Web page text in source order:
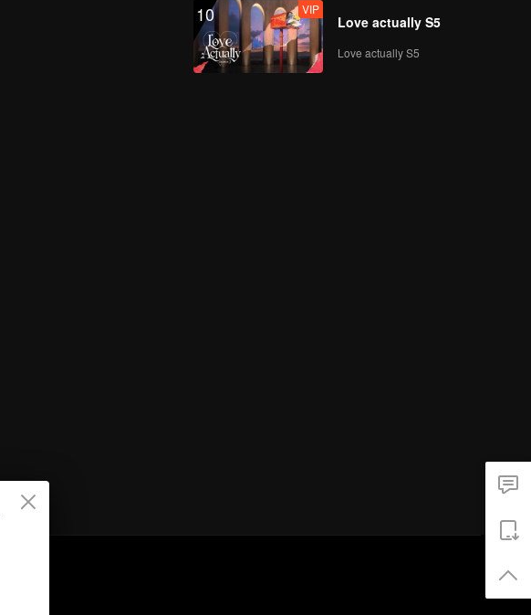
10 VIP
Love actually S5
Love actually S5